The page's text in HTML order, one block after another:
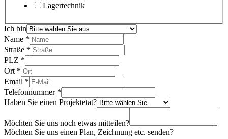
Lagertechnik
Ich bin
Name *
Straße *
PLZ *
Ort *
Email *
Telefonnummer *
Haben Sie einen Projektetat?
Möchten Sie uns noch etwas mitteilen?
Möchten Sie uns einen Plan, Zeichnung etc. senden?